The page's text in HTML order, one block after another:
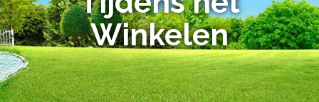
Winkelen